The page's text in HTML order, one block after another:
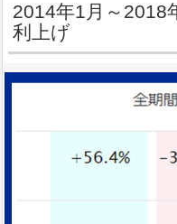
2014年1月～
利上げ